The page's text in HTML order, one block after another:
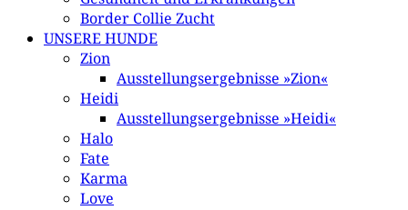
Border Collie Zucht
UNSERE HUNDE
Zion
Ausstellungsergebnisse »Zion«
Heidi
Ausstellungsergebnisse »Heidi«
Halo
Fate
Karma
Love